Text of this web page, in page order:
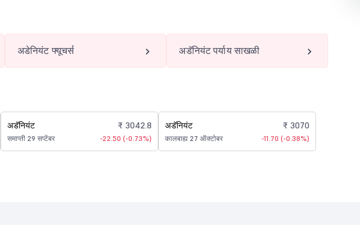
अडेनियंट फ्यूचर्स अडॅनियंट पर्याय साखळी
अडॅनियंट
समाप्ती 29 सप्टेंबर
₹ 3042.8
-22.50 (-0.73%)
अडॅनियंट
कालबाह्य 27 ऑक्टोबर
₹ 3070
-11.70 (-0.38%)